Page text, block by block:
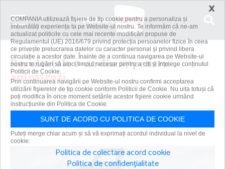
Rezultatele 1 - 12 din 27 pentru
autostrazi
Caută
×
COMPANIA utilizează fişiere de tip cookie pentru a personaliza și
îmbunătăți experiența ta pe Website-ul nostru. Te informăm că ne-am
actualizat politicile cu cele mai recente modificări propuse de
Regulamentul (UE) 2016/679 privind protecția persoanelor fizice în ceea
ce privește prelucrarea datelor cu caracter personal și privind libera
circulație a acestor date. Înainte de a continua navigarea pe Website-ul
nostru te rugăm să aloci timpul necesar pentru a citi și înțelege conținutul
Politicii de Cookie.
Prin continuarea navigării pe Website-ul nostru confirmi acceptarea
utilizării fişierelor de tip cookie conform Politicii de Cookie. Nu uita totuși că
poți modifica în orice moment setările acestor fişiere cookie urmând
instrucțiunile din Politica de Cookie.
SUNT DE ACORD CU POLITICA DE COOKIE
Puteți merge chiar acum și să vă exprimați acordul individual la nivel de
cookie:
Politica de colectare acord cookie
Politica de confidențialitate